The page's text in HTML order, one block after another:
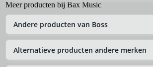
Meer producten bij Bax Music
Andere producten van Boss
Alternatieve producten andere merken